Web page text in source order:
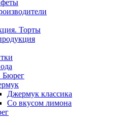
Торты
Бюрег
Джермук классика
Со вкусом лимона